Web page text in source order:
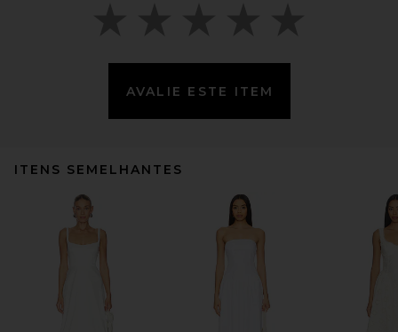
AVALIE ESTE ITEM
ITENS SEMELHANTES